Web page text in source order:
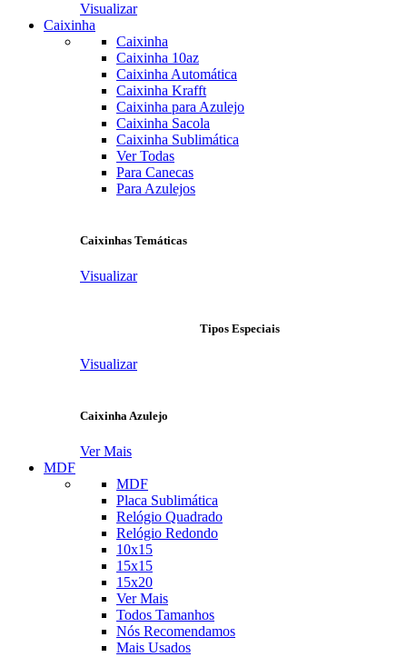
Visualizar
Caixinha
Caixinha
Caixinha 10az
Caixinha Automática
Caixinha Krafft
Caixinha para Azulejo
Caixinha Sacola
Caixinha Sublimática
Ver Todas
Para Canecas
Para Azulejos
Caixinhas Temáticas
Visualizar
Tipos Especiais
Visualizar
Caixinha Azulejo
Ver Mais
MDF
MDF
Placa Sublimática
Relógio Quadrado
Relógio Redondo
10x15
15x15
15x20
Ver Mais
Todos Tamanhos
Nós Recomendamos
Mais Usados